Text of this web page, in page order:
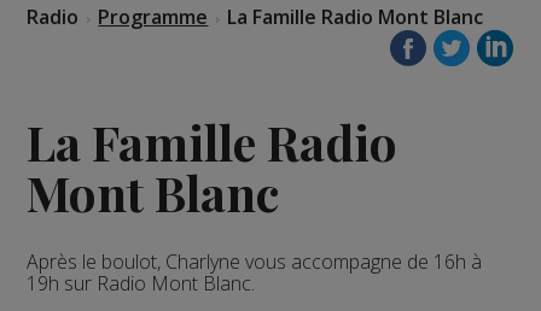
Radio Programme La Famille Radio Mont Blanc
La Famille Radio
Mont Blanc
Après le boulot, Charlyne vous accompagne de 16h à
19h sur Radio Mont Blanc.